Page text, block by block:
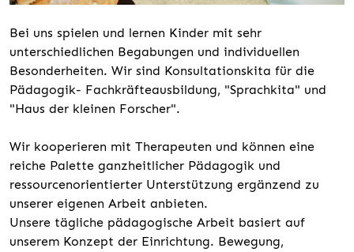
Bei uns spielen und lernen Kinder mit sehr
unterschiedlichen Begabungen und individuellen
Besonderheiten. Wir sind Konsultationskita für die
Pädagogik- Fachkräfteausbildung, "Sprachkita" und
"Haus der kleinen Forscher".
Wir kooperieren mit Therapeuten und können eine
reiche Palette ganzheitlicher Pädagogik und
ressourcenorientierter Unterstützung ergänzend zu
unserer eigenen Arbeit anbieten.
Unsere tägliche pädagogische Arbeit basiert auf
unserem Konzept der Einrichtung. Bewegung,